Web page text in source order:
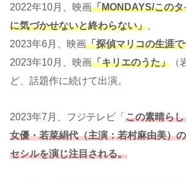
2022年10月、映画「MONDAYS/この
に気づかせないと終わらない」、
2023年6月、映画「探偵マリコの生涯
2023年10月、映画「キリエのうた」
ど、話題作に続けて出演。
2023年7月、フジテレビ「 この素晴ら
女優・若菜絹代（主演：若村麻由美）
セシルを演じ注目される。